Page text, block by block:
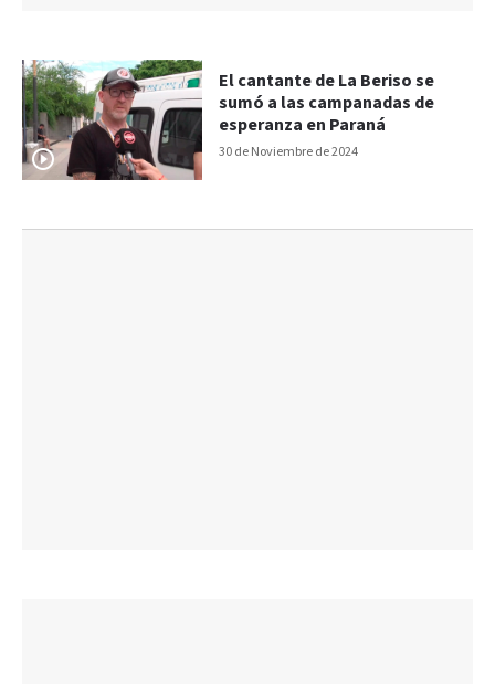
30 de Noviembre de 2024
El cantante de La Beriso se
sumó a las campanadas de
esperanza en Paraná